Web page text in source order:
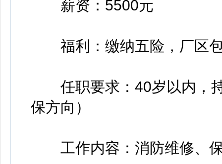
薪资：5500元
福利：缴纳五险，厂区
任职要求：40岁以内，持
保方向）
工作内容：消防维修、